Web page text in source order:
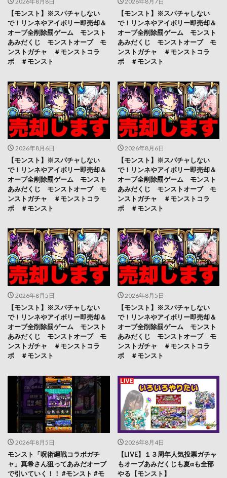
【モンスト】※スパチャしない
で！リンネやアイボリー即売却＆
オーブ全削除罰ゲーム モンスト
あみだくじ モンストオーブ モ
ンストガチャ ＃モンストコラ
ボ ＃モンスト
【モンスト】※スパチャしない
で！リンネやアイボリー即売却＆
オーブ全削除罰ゲーム モンスト
あみだくじ モンストオーブ モ
ンストガチャ ＃モンストコラ
ボ ＃モンスト
2026年8月6日
【モンスト】※スパチャしない
で！リンネやアイボリー即売却＆
オーブ全削除罰ゲーム モンスト
あみだくじ モンストオーブ モ
ンストガチャ ＃モンストコラ
ボ ＃モンスト
2026年8月6日
【モンスト】※スパチャしない
で！リンネやアイボリー即売却＆
オーブ全削除罰ゲーム モンスト
あみだくじ モンストオーブ モ
ンストガチャ ＃モンストコラ
ボ ＃モンスト
2026年8月5日
【モンスト】※スパチャしない
で！リンネやアイボリー即売却＆
オーブ全削除罰ゲーム モンスト
あみだくじ モンストオーブ モ
ンストガチャ ＃モンストコラ
ボ ＃モンスト
2026年8月5日
【モンスト】※スパチャしない
で！リンネやアイボリー即売却＆
オーブ全削除罰ゲーム モンスト
あみだくじ モンストオーブ モ
ンストガチャ ＃モンストコラ
ボ ＃モンスト
2026年8月5日
モンスト「呪術廻戦コラボガチ
ャ」真希さん狙ってあみだオーブ
で引いていく！！ #モンスト #モ
2026年8月4日
【LIVE】１３周年人気投票ガチャ
もオーブあみだくじも夏αも全部
やる【モンスト】